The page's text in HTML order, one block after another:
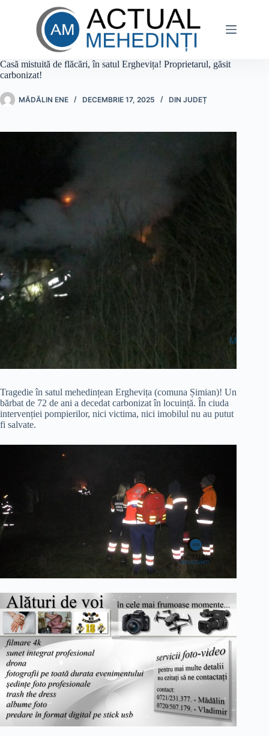
Casă mistuită de flăcări, în satul Erghevița! Proprietarul, găsit
carbonizat!
MĂDĂLIN ENE DECEMBRIE 17, 2025 DIN JUDEȚ
Tragedie în satul mehedințean Erghevița (comuna Șimian)! Un
bărbat de 72 de ani a decedat carbonizat în locuință. În ciuda
intervenției pompierilor, nici victima, nici imobilul nu au putut
fi salvate.